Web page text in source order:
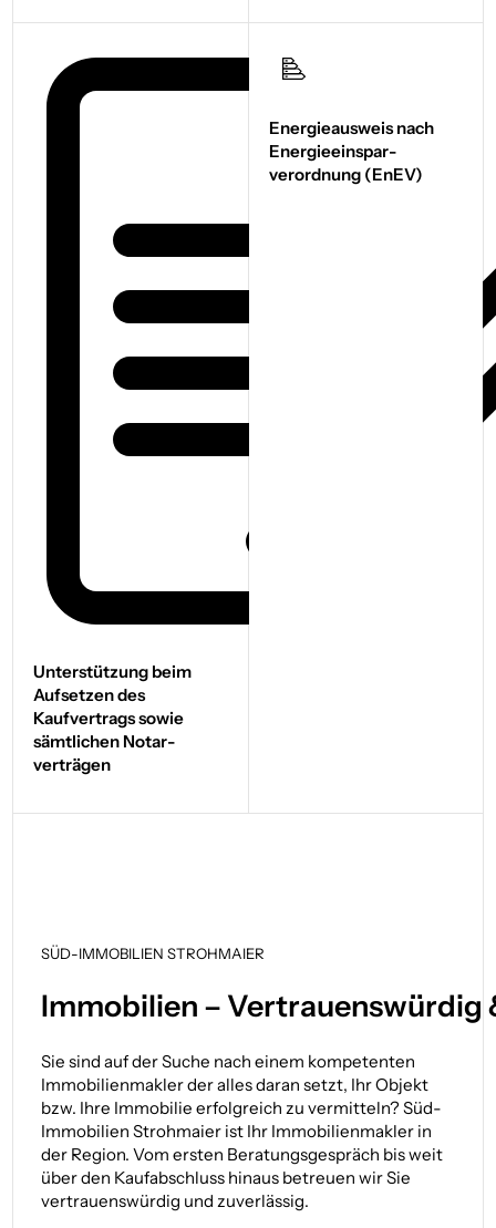
Unterstützung beim
Aufsetzen des
Kaufvertrags sowie
sämtlichen Notar­
verträgen
Energieausweis nach
Energie­einspar­
verordnung (EnEV)
SÜD-IMMOBILIEN STROHMAIER
Immobilien – Vertrauens­würdig
Sie sind auf der Suche nach einem kompetenten
Immobilienmakler der alles daran setzt, Ihr Objekt
bzw. Ihre Immobilie erfolgreich zu vermitteln? Süd-
Immobilien Strohmaier ist Ihr Immobilienmakler in
der Region. Vom ersten Beratungsgespräch bis weit
über den Kaufabschluss hinaus betreuen wir Sie
vertrauenswürdig und zuverlässig.